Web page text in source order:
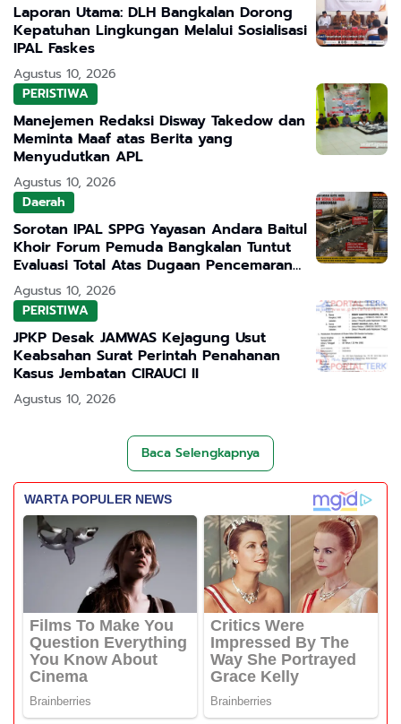
Laporan Utama: DLH Bangkalan Dorong
Kepatuhan Lingkungan Melalui Sosialisasi
IPAL Faskes
Agustus 10, 2026
PERISTIWA
Manejemen Redaksi Disway Takedow dan
Meminta Maaf atas Berita yang
Menyudutkan APL
Agustus 10, 2026
Daerah
Sorotan IPAL SPPG Yayasan Andara Baitul
Khoir Forum Pemuda Bangkalan Tuntut
Evaluasi Total Atas Dugaan Pencemaran
Lingkungan
Agustus 10, 2026
PERISTIWA
JPKP Desak JAMWAS Kejagung Usut
Keabsahan Surat Perintah Penahanan
Kasus Jembatan CIRAUCI II
Agustus 10, 2026
Baca Selengkapnya